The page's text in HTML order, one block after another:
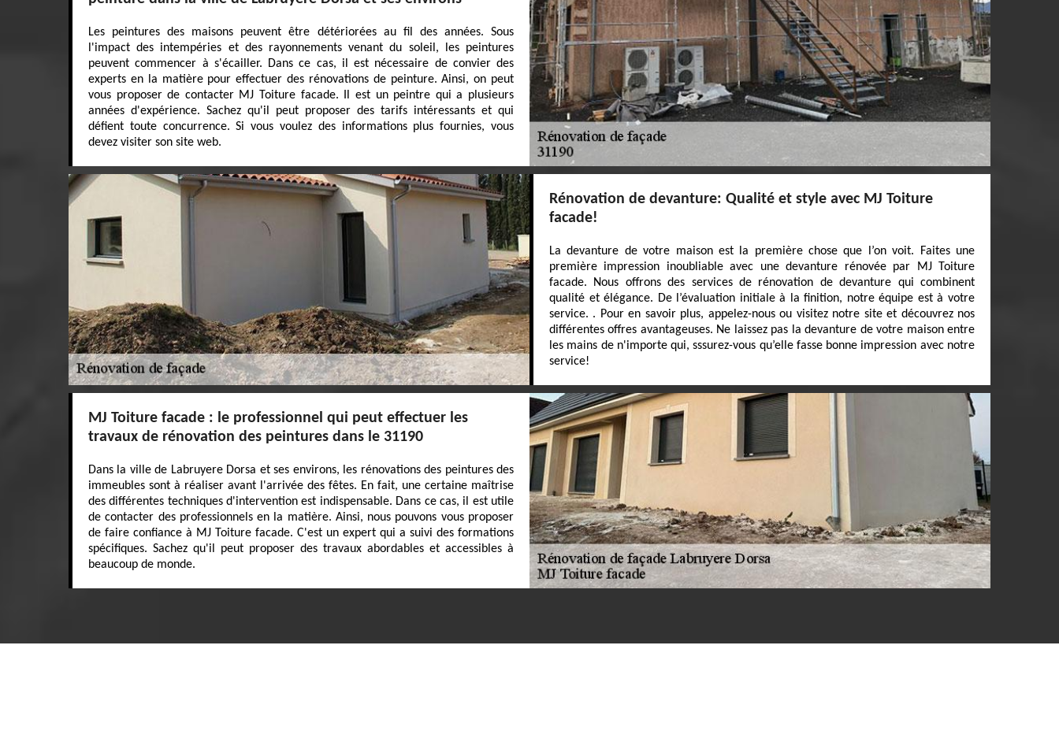
Les peintures des maisons peuvent être détériorées au fil des années. Sous
l'impact des intempéries et des rayonnements venant du soleil, les peintures
peuvent commencer à s'écailler. Dans ce cas, il est nécessaire de convier des
experts en la matière pour effectuer des rénovations de peinture. Ainsi, on peut
vous proposer de contacter MJ Toiture facade. Il est un peintre qui a plusieurs
années d'expérience. Sachez qu'il peut proposer des tarifs intéressants et qui
défient toute concurrence. Si vous voulez des informations plus fournies, vous
devez visiter son site web.
Rénovation de devanture: Qualité et style avec MJ Toiture
facade!
La devanture de votre maison est la première chose que l’on voit. Faites une
première impression inoubliable avec une devanture rénovée par MJ Toiture
facade. Nous offrons des services de rénovation de devanture qui combinent
qualité et élégance. De l’évaluation initiale à la finition, notre équipe est à votre
service. . Pour en savoir plus, appelez-nous ou visitez notre site et découvrez nos
différentes offres avantageuses. Ne laissez pas la devanture de votre maison entre
les mains de n'importe qui, sssurez-vous qu’elle fasse bonne impression avec notre
service!
MJ Toiture facade : le professionnel qui peut effectuer les
travaux de rénovation des peintures dans le 31190
Dans la ville de Labruyere Dorsa et ses environs, les rénovations des peintures des
immeubles sont à réaliser avant l'arrivée des fêtes. En fait, une certaine maîtrise
des différentes techniques d'intervention est indispensable. Dans ce cas, il est utile
de contacter des professionnels en la matière. Ainsi, nous pouvons vous proposer
de faire confiance à MJ Toiture facade. C'est un expert qui a suivi des formations
spécifiques. Sachez qu'il peut proposer des travaux abordables et accessibles à
beaucoup de monde.